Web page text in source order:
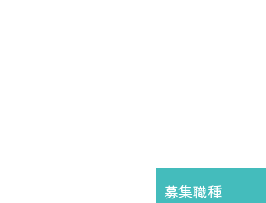
募集職種